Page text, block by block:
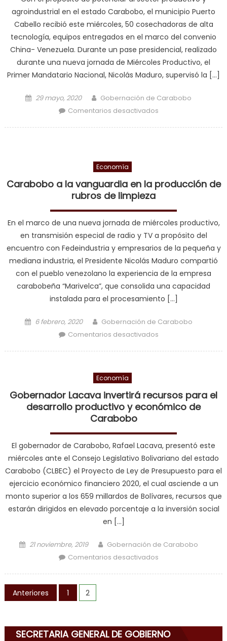
agroindustrial en el estado Carabobo, el municipio Puerto
Cabello recibió este miércoles, 50 cosechadoras de alta
tecnología, equipos entregados en el marco del convenio
China- Venezuela. Durante un pase presidencial, realizado
durante una nueva jornada de Miércoles Productivo, el
Primer Mandatario Nacional, Nicolás Maduro, supervisó la […]
Posted on
29 mayo, 2020 Author
Gobernación de Carabobo
Comentarios desactivados
industria
Economía
Carabobo a la vanguardia en la producción de
rubros de limpieza
En el marco de una nueva jornada de miércoles productivo,
en transmisión especial de radio y TV a propósito del
encuentro con Fedeindustria y empresarios de la pequeña y
mediana industria, el Presidente Nicolás Maduro compartió
con el pueblo venezolano la experiencia de la empresa
carabobeña “Marivelca”, que consolida una capacidad
instalada para el procesamiento […]
Posted on
6 febrero, 2020 Author
Gobernación de Carabobo
Comentarios desactivados
Economía
Gobernador Lacava invertirá recursos para el
desarrollo productivo y económico de
Carabobo
El gobernador de Carabobo, Rafael Lacava, presentó este
miércoles ante el Consejo Legislativo Bolivariano del estado
Carabobo (CLBEC) el Proyecto de Ley de Presupuesto para el
ejercicio económico financiero 2020, el cual asciende a un
monto superior a los 659 millardos de Bolívares, recursos que
estarán dirigidos en elevado porcentaje a la inversión social
en […]
Posted on
21 noviembre, 2019 Author
Gobernación de Carabobo
Comentarios desactivados
Carabobo
Navegación de entradas
Anteriores 1 2
SECRETARIA GENERAL DE GOBIERNO